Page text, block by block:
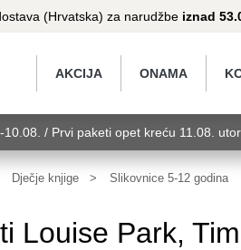
(Hrvatska) za narudžbeiznad
AKCIJA ONAMA
/ Prvi paketi opet kreću 11.08.
04.-10.08. / Prvi paketi opet
ODMOR 04.-10.08. / Prvi paketi
Dječje knjige Slikovnice 5-12 godina
Louise Park,